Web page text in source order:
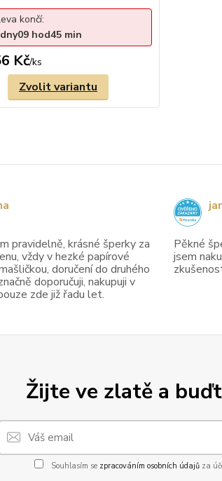
Kč/ks
končí:
dny09 hod45 min
Zvolit variantu
Žijte ve zlatě a
Souhlasím se zpracováním osobních údajůza
pravidelně, krásné šperky za
vždy v hezké papírové
doručení do druhého
doporučuji, nakupuji v
zde již řadu let.
Pěkné
jsem